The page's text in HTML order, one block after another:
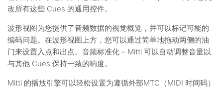
改所有这些 Cues 的通用控件。
波形视图为您提供了音频数据的视觉概览，并可以标记可能的
编码问题。在波形视图上方，您可以通过简单地拖动两侧的油
门来设置入点和出点。音频标准化 – Mitti 可以自动调整音量以
与其他 Cues 保持一致的响度。
Mitti 的播放引擎可以轻松设置为遵循外部MTC（MIDI 时间码）